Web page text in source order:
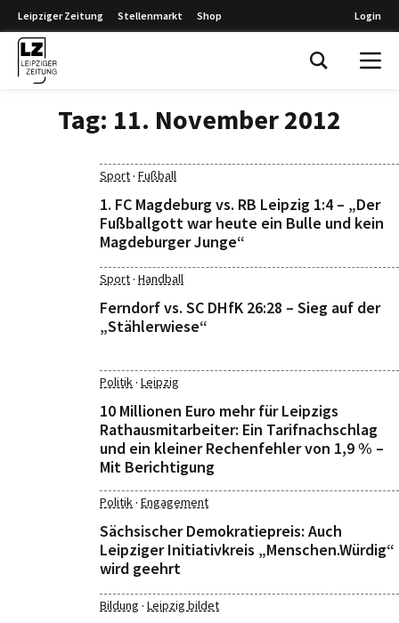
Leipziger Zeitung Stellenmarkt Shop Login
Tag: 11. November 2012
Sport· Fußball
1. FC Magdeburg vs. RB Leipzig 1:4 – „Der
Fußballgott war heute ein Bulle und kein
Magdeburger Junge“
Sport· Handball
Ferndorf vs. SC DHfK 26:28 – Sieg auf der
„Stählerwiese“
Politik· Leipzig
10 Millionen Euro mehr für Leipzigs
Rathausmitarbeiter: Ein Tarifnachschlag
und ein kleiner Rechenfehler von 1,9 % –
Mit Berichtigung
Politik· Engagement
Sächsischer Demokratiepreis: Auch
Leipziger Initiativkreis „Menschen.Würdig“
wird geehrt
Bildung · Leipzig bildet